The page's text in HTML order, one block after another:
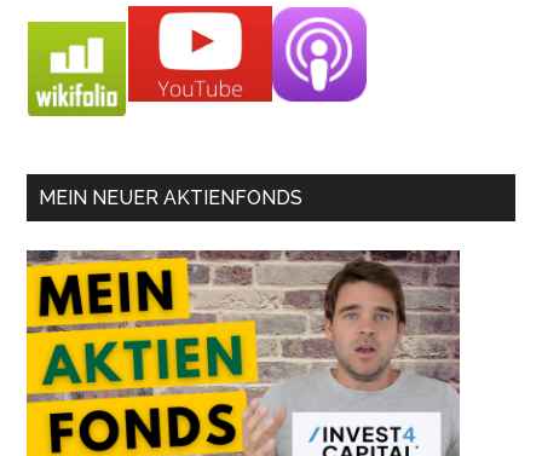
MEIN NEUER AKTIENFONDS